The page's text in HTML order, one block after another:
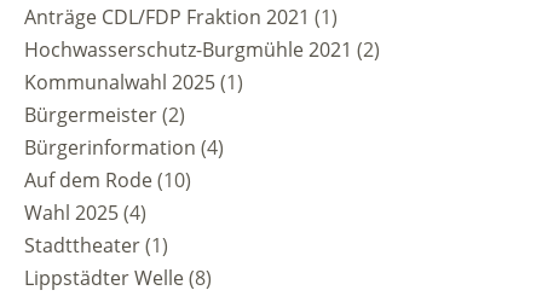
Anträge CDL/FDP Fraktion 2021 (1)
Hochwasserschutz-Burgmühle 2021 (2)
Kommunalwahl 2025(1)
Bürgermeister(2)
Bürgerinformation (4)
Auf dem Rode(10)
Wahl 2025(4)
Stadttheater(1)
Lippstädter Welle(8)